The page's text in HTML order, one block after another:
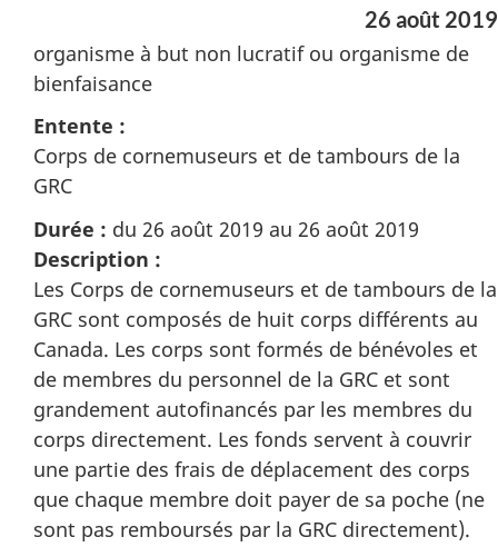
26 août 2019
organisme à but non lucratif ou organisme de
bienfaisance
Entente :
Corps de cornemuseurs et de tambours de la
GRC
Durée : du 26 août 2019 au 26 août 2019
Description :
Les Corps de cornemuseurs et de tambours de la
GRC sont composés de huit corps différents au
Canada. Les corps sont formés de bénévoles et
de membres du personnel de la GRC et sont
grandement autofinancés par les membres du
corps directement. Les fonds servent à couvrir
une partie des frais de déplacement des corps
que chaque membre doit payer de sa poche (ne
sont pas remboursés par la GRC directement).